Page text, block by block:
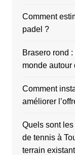
Comment
padel ?
Brasero rond
monde autour
Comment
améliorer
Quels sont
de tennis à
terrain